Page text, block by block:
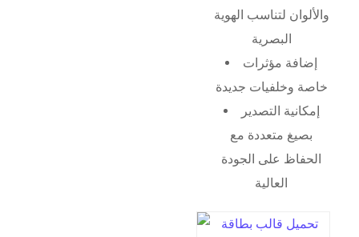
والألوان لتناسب الهوية
البصرية
إضافة مؤثرات
خاصة وخلفيات جديدة
إمكانية التصدير
بصيغ متعددة مع
الحفاظ على الجودة
العالية